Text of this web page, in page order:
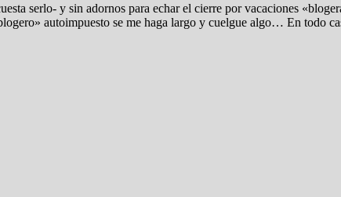
serlo- y sin adornos para echar el cierre por vacaciones
autoimpuesto se me haga largo y cuelgue algo… En todo